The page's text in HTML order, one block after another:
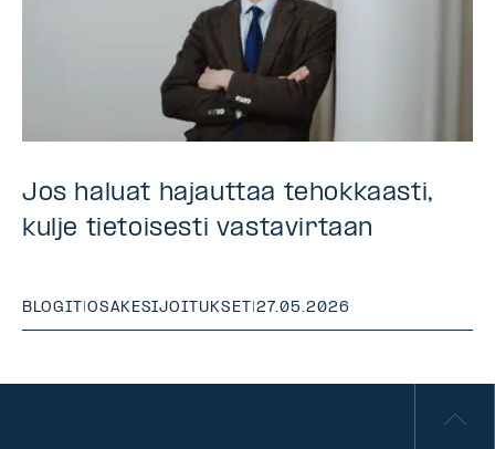
Jos haluat hajauttaa tehokkaasti,
kulje tietoisesti vastavirtaan
BLOGIT OSAKESIJOITUKSET |27.05.2026